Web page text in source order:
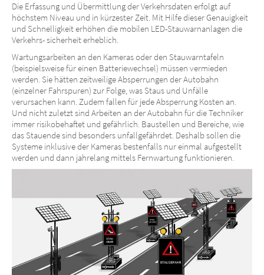
Die Erfassung und Übermittlung der Verkehrsdaten erfolgt auf
höchstem Niveau und in kürzester Zeit. Mit Hilfe dieser Genauigkeit
und Schnelligkeit erhöhen die mobilen LED-Stauwarnanlagen die
Verkehrs- sicherheit erheblich.
Wartungsarbeiten an den Kameras oder den Stauwarntafeln
(beispielsweise für einen Batteriewechsel) müssen vermieden
werden. Sie hätten zeitweilige Absperrungen der Autobahn
(einzelner Fahrspuren) zur Folge, was Staus und Unfälle
verursachen kann. Zudem fallen für jede Absperrung Kosten an.
Und nicht zuletzt sind Arbeiten an der Autobahn für die Techniker
immer risikobehaftet und gefährlich. Baustellen und Bereiche, wie
das Stauende sind besonders unfallgefährdet. Deshalb sollen die
Systeme inklusive der Kameras bestenfalls nur einmal aufgestellt
werden und dann jahrelang mittels Fernwartung funktionieren.